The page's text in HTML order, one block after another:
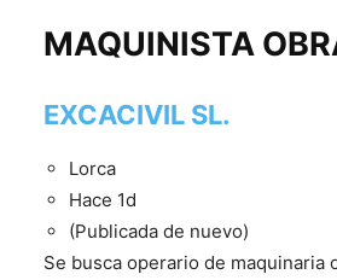
MAQUINISTA
EXCACIVIL SL.
Lorca
Hace 1d
(Publicada de nuevo)
Se busca operario de maquinaria